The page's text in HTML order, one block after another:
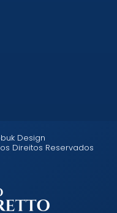
Design
Direitos Reservados